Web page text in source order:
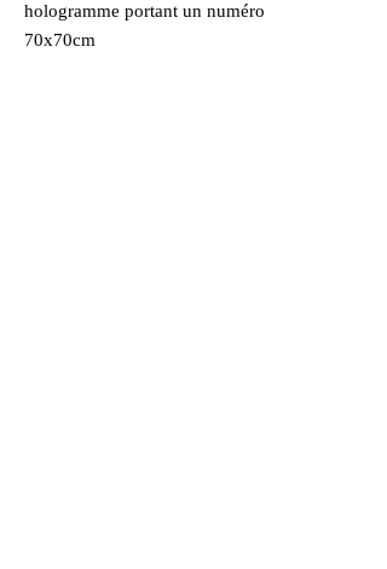
hologramme portant un numéro
70x70cm